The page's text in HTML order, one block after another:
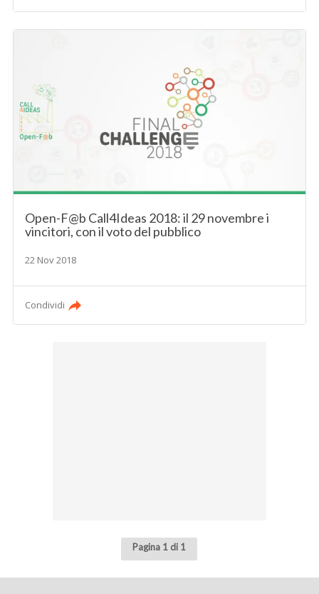
Open-F@b Call4Ideas 2018: il 29 novembre i
vincitori, con il voto del pubblico
22 Nov 2018
Condividi
Pagina 1 di 1